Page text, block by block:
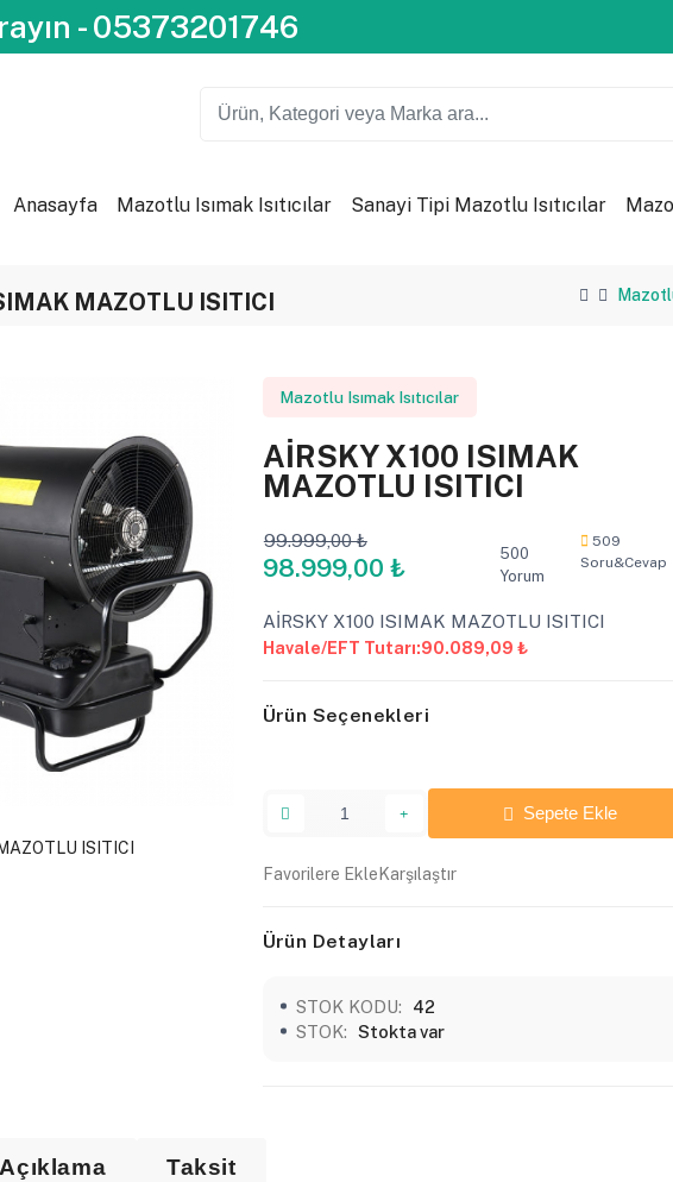
- 05373201746
Anasayfa Mazotlu Isımak Isıtıcılar Sanayi Tipi Mazotlu Isıtıcılar
MAZOTLU ISITICI
Mazotlu Isımak Isıtıcılar
AİRSKY X100 ISIMAK
MAZOTLU ISITICI
99.999,00 ₺
98.999,00 ₺
500
Yorum
509
Soru&Cevap
AİRSKY X100 ISIMAK MAZOTLU ISITICI
Havale/EFT Tutarı:90.089,09 ₺
Ürün Seçenekleri
Sepete Ekle
Favorilere Ekle Karşılaştır
Ürün Detayları
STOK KODU:
42
STOK: Stokta var
Açıklama Taksit